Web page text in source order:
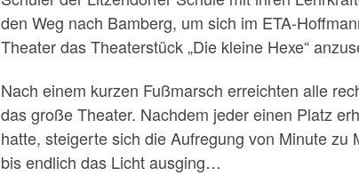
den Weg nach Bamberg, um sich im ETA-
Theater das Theaterstück „Die kleine Hexe“
Nach einem kurzen Fußmarsch erreichten alle
das große Theater. Nachdem jeder einen Platz
hatte, steigerte sich die Aufregung von Minute zu
bis endlich das Licht ausging…